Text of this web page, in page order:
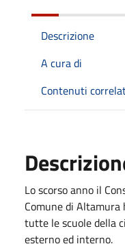
Descrizione
A cura di
Contenuti
Lo scorso anno il
Comune di
tutte le scuole della
esterno ed interno.